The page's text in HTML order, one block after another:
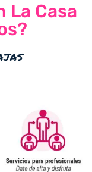
La Casa